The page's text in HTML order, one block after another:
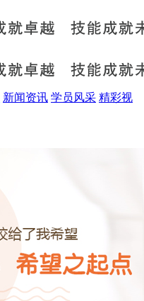
新闻资讯 学员风采 精彩视